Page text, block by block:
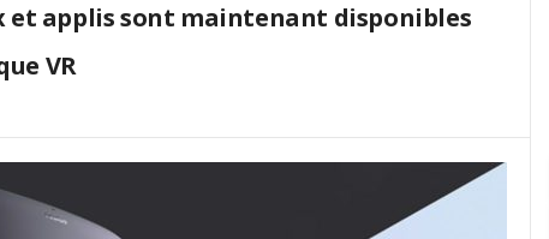
et applis sont maintenant disponibles
VR